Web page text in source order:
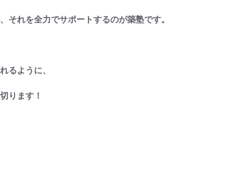
それを全力でサポートするのが築塾です。
るように、
ります！